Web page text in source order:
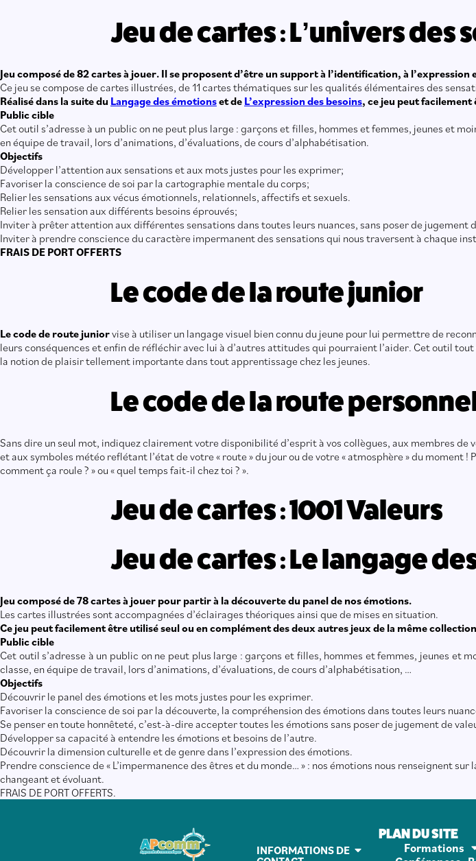
Jeu de cartes : L’univers des
Jeu composé de 82 cartes à jouer. Il se proposent d’être un support à l’identification, à l’expression
Ce jeu se compose de cartes illustrées, de 11 cartes thématiques sur les qualités élémentaires des
Réalisé dans la suite du Langage des émotionset de L’expression des besoins, ce jeu peut
Public cible
Cet outil s’adresse à un public on ne peut plus large : garçons et filles, hommes et femmes, jeunes et
en équipe de travail, lors d’animations, d’évaluations, de cours d’alphabétisation.
Objectifs
Développer l’attention aux sensations et aux mots justes pour les exprimer;
Favoriser la conscience de soi par la cartographie mentale du corps;
Relier les sensations aux vécus émotionnels, relationnels, affectifs et sexuels.
Relier les sensation aux différents besoins éprouvés;
Inviter à prêter attention aux différentes sensations dans toutes leurs nuances, sans poser de jugement
Inviter à prendre conscience du caractère impermanent des sensations qui nous traversent à chaque
FRAIS DE PORT OFFERTS
Le code de la route junior
Le code de route juniorvise à utiliser un langage visuel bien connu du jeune pour lui permettre de
leurs conséquences et enfin de réfléchir avec lui à d’autres attitudes qui pourraient l’aider. Cet outil
la notion de plaisir tellement importante dans tout apprentissage chez les jeunes.
Le code de la route
Sans dire un seul mot, indiquez clairement votre disponibilité d’esprit à vos collègues, aux membres
et aux symboles météo reflétant l’état de votre « route » du jour ou de votre « atmosphère » du
comment ça roule ? » ou « quel temps fait-il chez toi ? ».
Jeu de cartes : 1001 Valeurs
Jeu de cartes : Le langage
Jeu composé de 78 cartes à jouer pour partir à la découverte du panel de nos émotions.
Les cartes illustrées sont accompagnées d’éclairages théoriques ainsi que de mises en situation.
Ce jeu peut facilement être utilisé seul ou en complément des deux autres jeux de la même
Public cible
Cet outil s’adresse à un public on ne peut plus large : garçons et filles, hommes et femmes, jeunes
classe, en équipe de travail, lors d’animations, d’évaluations, de cours d’alphabétisation, …
Objectifs
Découvrir le panel des émotions et les mots justes pour les exprimer.
Favoriser la conscience de soi par la découverte, la compréhension des émotions dans toutes leurs
Se penser en toute honnêteté, c’est-à-dire accepter toutes les émotions sans poser de jugement de
Développer sa capacité à entendre les émotions et besoins de l’autre.
Découvrir la dimension culturelle et de genre dans l’expression des émotions.
Prendre conscience de « L’impermanence des êtres et du monde… » : nos émotions nous renseignent
changeant et évoluant.
FRAIS DE PORT OFFERTS.
INFORMATIONS DE
PLAN DU SITE
Formations